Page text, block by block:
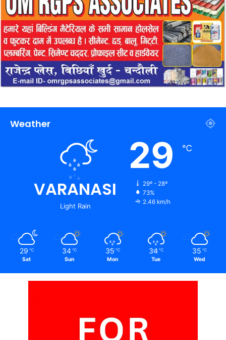
Weather
VARANASI
Light Rain
29 ℃
29º - 28º
73%
2.46 km/h
29 ℃
Sat
34 ℃
Sun
35 ℃
Mon
34 ℃
Tue
35 ℃
Wed